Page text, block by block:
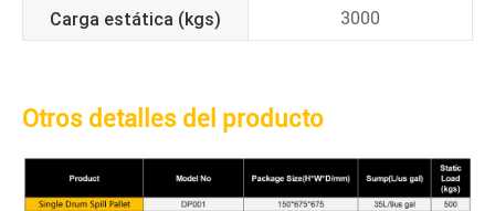
Carga estática (kgs) 3000
Otros detalles del producto